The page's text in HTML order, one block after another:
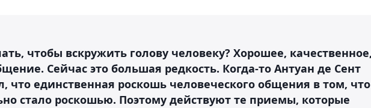
чтобы вскружить голову человеку? Хорошее,
Сейчас это большая редкость. Когда-то Антуан де Сент
что единственная роскошь человеческого общения в том, что
стало роскошью. Поэтому действуют те приемы, которые